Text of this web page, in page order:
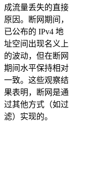
成流量丢失的直接
原因。断网期间，
已公布的 IPv4 地
址空间出现名义上
的波动，但在断网
期间水平保持相对
一致。这些观察结
果表明，断网是通
过其他方式（如过
滤）实现的。